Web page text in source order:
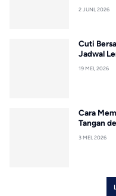
2 JUNI, 2026
Cuti
Jadwal
19 MEI, 2026
Cara
Tangan
3 MEI, 2026